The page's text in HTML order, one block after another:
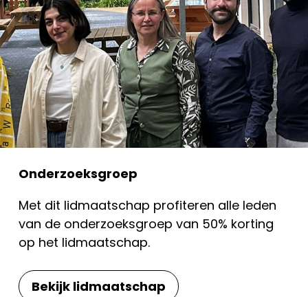
Onderzoeksgroep
Met dit lidmaatschap profiteren alle leden
van de onderzoeksgroep van 50% korting
op het lidmaatschap.
Bekijk lidmaatschap